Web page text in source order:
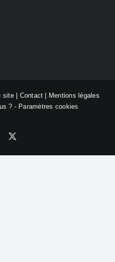
site| Contact | Mentions légales
? - Paramètres cookies
Facebook